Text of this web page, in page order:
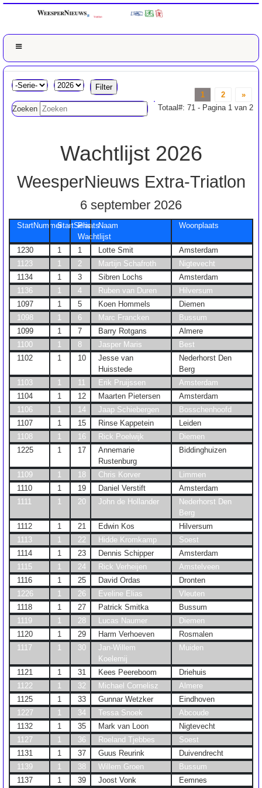
Zoeken
1 2
»
Totaal#: 71 - Pagina 1 van 2
Wachtlijst 2026
WeesperNieuws Extra-Triatlon
6 september 2026
StartNummerStartSerie
Plaats
Wachtlijst
Naam Woonplaats
1230 1 1 Lotte Smit
Amsterdam
1123
1 2 Martijn Schafroth
Nigtevecht
1134
1 3 Sibren Lochs
Amsterdam
1136
1 4 Ruben van Duren
Hilversum
1097
1 5 Koen Hommels
Diemen
1098
1 6 Marc Francken
Bussum
1099
1 7 Barry Rotgans
Almere
1100
1 8 Jasper Maris
Best
1102
1 10
Jesse van
Huisstede
Nederhorst Den
Berg
1103
1 11 Erik Pruijssen
Amsterdam
1104
1 12 Maarten Pietersen
Amsterdam
1106
1 14 Jaap Schiebergen
Bosschenhoofd
1107
1 15 Rinse Kappetein
Leiden
1108
1 16 Rick Poelwijk
Diemen
1225
1 17
Annemarie
Rustenburg
Biddinghuizen
1109 1 18 Chris Korver
Limmen
1110
1 19 Daniel Verstift
Amsterdam
1111
1 20 John de Hollander
Nederhorst Den
Berg
1112
1 21 Edwin Kos
Hilversum
1113
1 22 Hidde Kromkamp
Soest
1114
1 23 Dennis Schipper
Amsterdam
1115
1 24 Rick Verheijen
Amstelveen
1116
1 25 David Ordas
Dronten
1226
1 26 Eveline Elias
Vleuten
1118
1 27 Patrick Smitka
Bussum
1119
1 28 Lucas Naumer
Diemen
1120
1 29 Harm Verhoeven
Rosmalen
1117
1 30
Jan-Willem
Koelemij
Muiden
1121 1 31 Kees Peereboom
Driehuis
1122
1 32 Michael Cornelisz
Almere
1125
1 33 Gunnar Wetzker
Eindhoven
1227
1 34 Tessa Snoek
Abcoude
1132
1 35 Mark van Loon
Nigtevecht
1127
1 36 Roeland Tjebbes
Soest
1131
1 37 Guus Reurink
Duivendrecht
1139
1 38 Willem Groen
Bussum
1137
1 39 Joost Vonk Eemnes